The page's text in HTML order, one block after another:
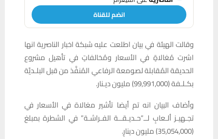
انضم للقناة
وقالت الهيئة في بيان اطلعت عليه شبكة اخبار الناصرية انها
اشرت مُغالاةٍ في الأسعار ومُخالفاتٍ في تأهيل مشروع
الحديقة المُقابلة لصومعة الرفاعي المُنفَّذ من قبل البلـديَّة
بكـلـفة (99,991,000) مليون ديـنار.
وأضاف البيان انه تم أيضا تأشير مغالاة في الأسعار في
تجـهيـز ألـعابٍ لــ”حـديـقــة الفـراشـة” في الشطرة بمبلغ
(35,054,000) مليون دينارٍ.